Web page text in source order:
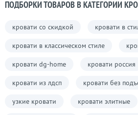
ПОДБОРКИ ТОВАРОВ В КАТЕГОРИИ
кровати со скидкой кровати в
кровати в классическом стиле
кровати dg-home кровати россия
кровати из лдсп кровати без
узкие кровати кровати элитные